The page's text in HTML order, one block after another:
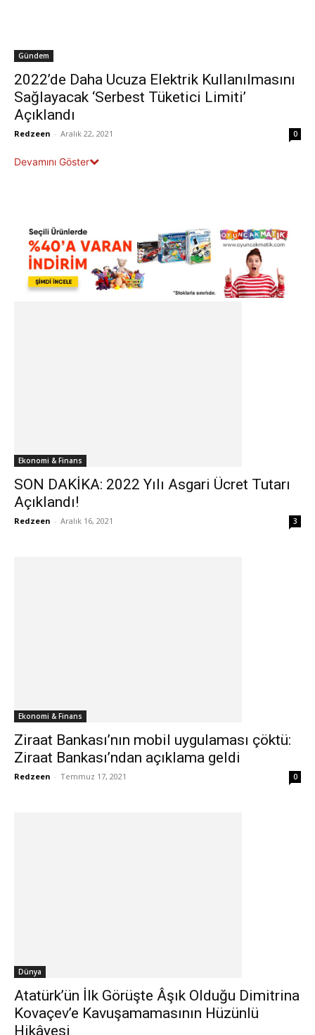
Gündem
2022’de Daha Ucuza Elektrik Kullanılmasını
Sağlayacak ‘Serbest Tüketici Limiti’
Açıklandı
Redzeen - Aralık 22, 2021 0
Devamını Göster
Ekonomi & Finans
SON DAKİKA: 2022 Yılı Asgari Ücret Tutarı
Açıklandı!
Redzeen - Aralık 16, 2021 3
Ekonomi & Finans
Ziraat Bankası’nın mobil uygulaması çöktü:
Ziraat Bankası’ndan açıklama geldi
Redzeen - Temmuz 17, 2021 0
Dünya
Atatürk’ün İlk Görüşte Âşık Olduğu Dimitrina
Kovaçev’e Kavuşamamasının Hüzünlü
Hikâyesi